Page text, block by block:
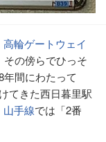
高輪ゲートウェイ
の傍らでひっそ
間にわたって
てきた西日暮里駅
山手線では「2番